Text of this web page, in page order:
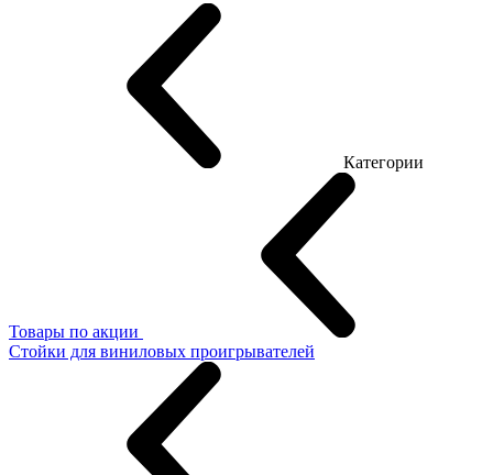
Категории
Товары по акции
Стойки для виниловых проигрывателей